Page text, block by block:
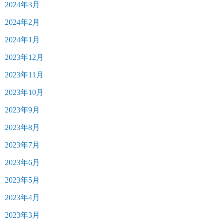
2024年3月
2024年2月
2024年1月
2023年12月
2023年11月
2023年10月
2023年9月
2023年8月
2023年7月
2023年6月
2023年5月
2023年4月
2023年3月